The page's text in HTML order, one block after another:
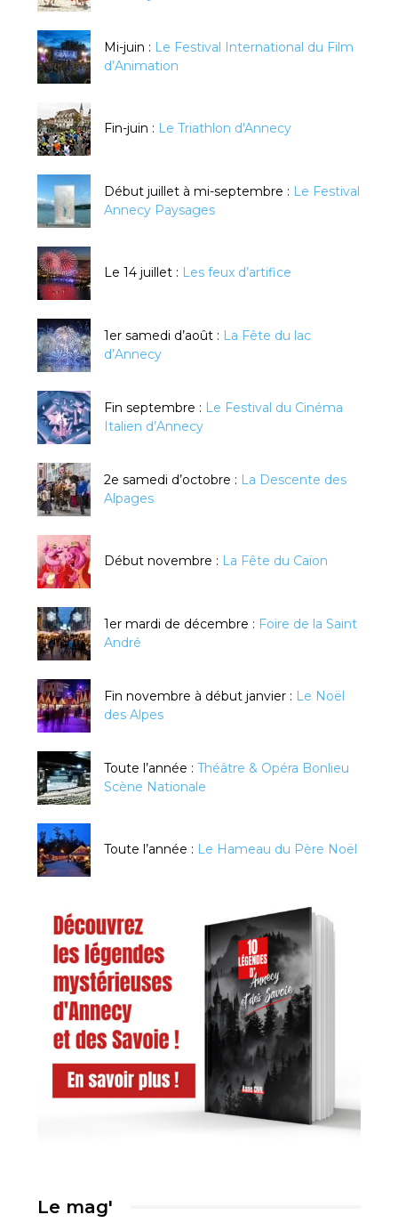
Mi-juin : Le Festival International du Film
d’Animation
Fin-juin : Le Triathlon d'Annecy
Début juillet à mi-septembre : Le Festival
Annecy Paysages
Le 14 juillet : Les feux d’artifice
1er samedi d’août : La Fête du lac
d’Annecy
Fin septembre : Le Festival du Cinéma
Italien d’Annecy
2e samedi d’octobre : La Descente des
Alpages
Début novembre : La Fête du Caïon
1er mardi de décembre : Foire de la Saint
André
Fin novembre à début janvier : Le Noël
des Alpes
Toute l’année : Théâtre & Opéra Bonlieu
Scène Nationale
Toute l’année : Le Hameau du Père Noël
Le mag'